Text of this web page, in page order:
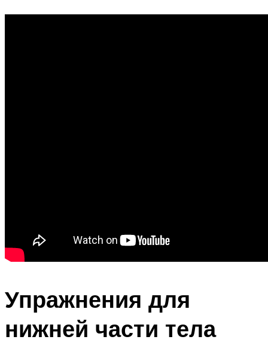
Упражнения для
нижней части тела